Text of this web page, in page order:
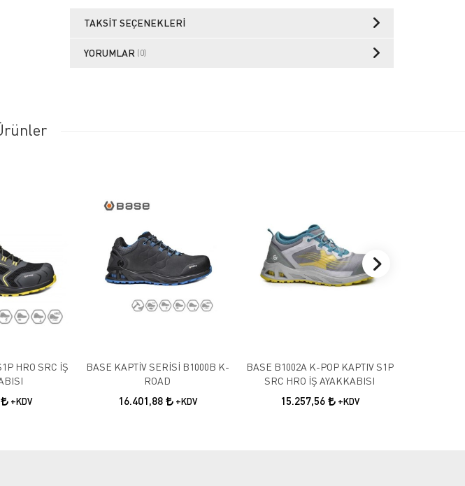
TAKSIT SEÇENEKLERI
YORUMLAR (0)
HRO SRC İŞ
+KDV
BASE KAPTİV SERİSİ B1000B K-
ROAD
16.401,88 +KDV
BASE B1002A K-POP KAPTIV S1P
SRC HRO İŞ AYAKKABISI
15.257,56 +KDV